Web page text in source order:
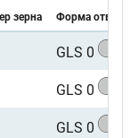
зерна Форма
GLS 0
GLS 0
GLS 0